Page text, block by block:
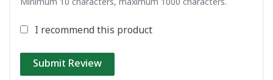
Minimum 10 characters, maximum 1000 characters.
I recommend this product
Submit Review